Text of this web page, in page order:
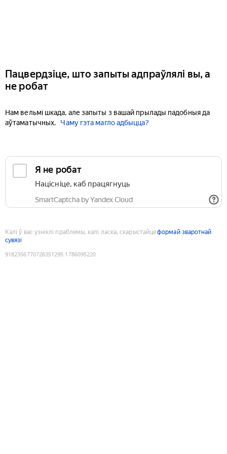
Пацвердзіце, што запыты адпраўлялі вы, а
не робат
Нам вельмі шкада, але запыты з вашай прылады падобныя да
аўтаматычных.
Чаму гэта магло адбыцца?
Я не робат
Націсніце, каб працягнуць
SmartCaptcha by Yandex Cloud
Калі ў вас узніклі праблемы, калі ласка, скарыстайцеформай зваротнай
сувязі
9182356770726351295:1786095220